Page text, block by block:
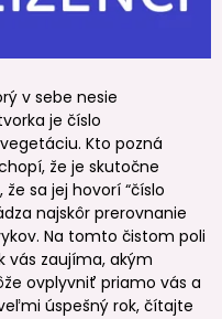
v sebe nesie
je číslo
Kto pozná
že je skutočne
sa jej hovorí “číslo
najskôr prerovnanie
Na tomto čistom poli
vás zaujíma, akým
ovplyvniť priamo vás a
úspešný rok, čítajte